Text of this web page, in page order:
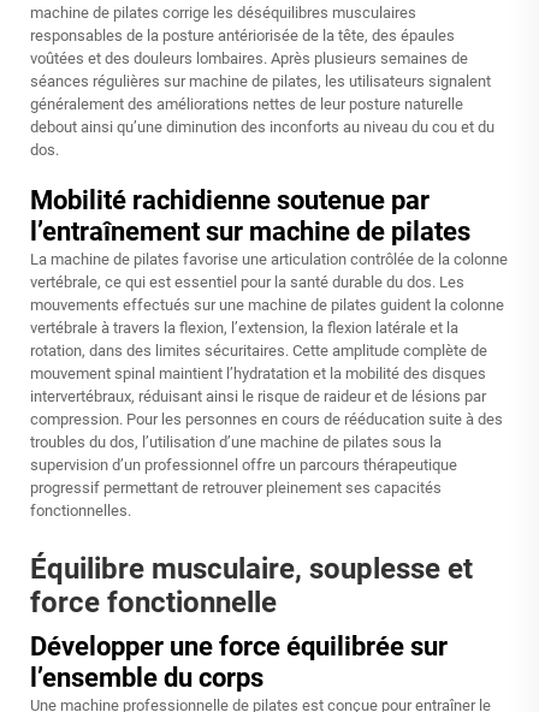
machine de pilates corrige les déséquilibres musculaires
responsables de la posture antériorisée de la tête, des épaules
voûtées et des douleurs lombaires. Après plusieurs semaines de
séances régulières sur machine de pilates, les utilisateurs signalent
généralement des améliorations nettes de leur posture naturelle
debout ainsi qu’une diminution des inconforts au niveau du cou et du
dos.
Mobilité rachidienne soutenue par
l’entraînement sur machine de pilates
La machine de pilates favorise une articulation contrôlée de la colonne
vertébrale, ce qui est essentiel pour la santé durable du dos. Les
mouvements effectués sur une machine de pilates guident la colonne
vertébrale à travers la flexion, l’extension, la flexion latérale et la
rotation, dans des limites sécuritaires. Cette amplitude complète de
mouvement spinal maintient l’hydratation et la mobilité des disques
intervertébraux, réduisant ainsi le risque de raideur et de lésions par
compression. Pour les personnes en cours de rééducation suite à des
troubles du dos, l’utilisation d’une machine de pilates sous la
supervision d’un professionnel offre un parcours thérapeutique
progressif permettant de retrouver pleinement ses capacités
fonctionnelles.
Équilibre musculaire, souplesse et
force fonctionnelle
Développer une force équilibrée sur
l’ensemble du corps
Une machine professionnelle de pilates est conçue pour entraîner le